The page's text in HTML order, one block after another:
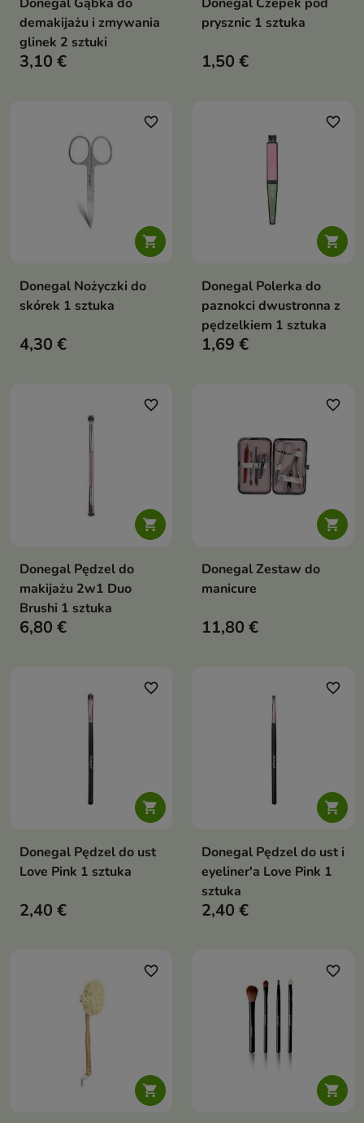
demakijażu i zmywania
glinek 2 sztuki
3,10 €
prysznic 1 sztuka
1,50 €

favorite_border
Donegal Nożyczki do
skórek 1 sztuka
4,30 €

favorite_border
Donegal Polerka do
paznokci dwustronna z
pędzelkiem 1 sztuka
1,69 €

favorite_border
Donegal Pędzel do
makijażu 2w1 Duo
Brushi 1 sztuka
6,80 €

favorite_border
Donegal Zestaw do
manicure
11,80 €

favorite_border
Donegal Pędzel do ust
Love Pink 1 sztuka
2,40 €

favorite_border
Donegal Pędzel do ust i
eyeliner'a Love Pink 1
sztuka
2,40 €

favorite_border

favorite_border